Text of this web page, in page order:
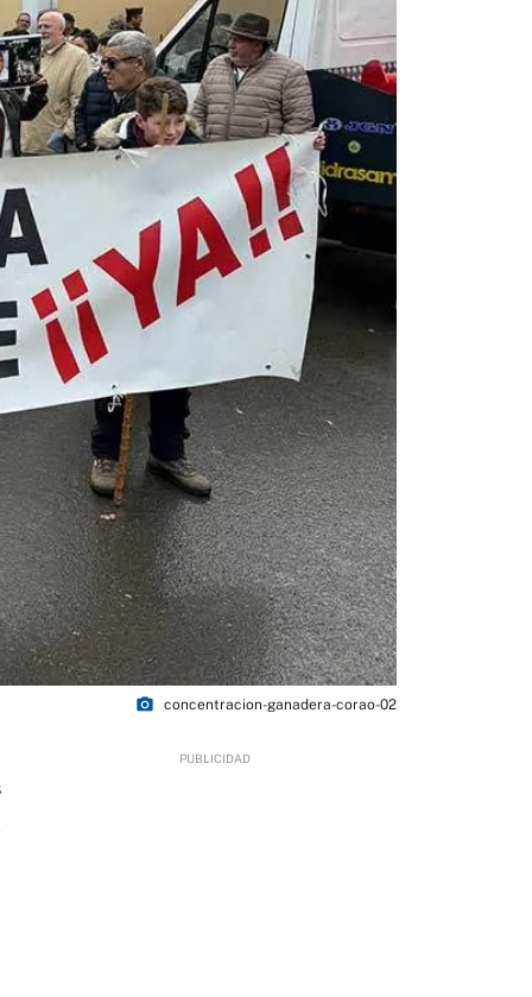
photo_camera concentracion-ganadera-corao-02